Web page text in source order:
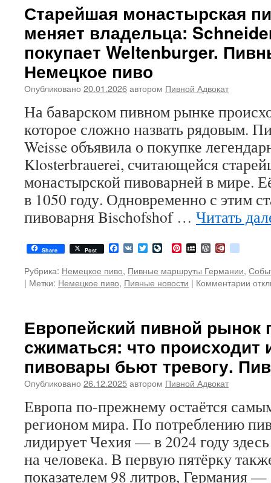
одна
из
старейших
пивоварен
Германии
дошла
до
Пивные
новости.
Немецкое
пиво
Старейшая монастырская
меняет владельца:
покупает Weltenburger.
Немецкое пиво
Опубликовано 20.01.2026автором Пивной Адвокат
На баварском пивном рынке
которое сложно назвать рядовым.
Weisse объявила о покупке
Klosterbrauerei, считающейся
монастырской пивоварней в мире.
в 1050 году. Одновременно с этим
пивоварня Bischofshof … Читать
Share Post Facebook
VK TwitterLiveJournal
PinterestMySpaceWordPress
Diary.Ru
Рубрика: Немецкое пиво, Пивные маршруты Германии,
| Метки: Немецкое пиво, Пивные новости | Комментарии к
мира
пиво
Европейский пивной рынок
сжиматься: что происходит
пивовары бьют тревогу.
Опубликовано 26.12.2025автором Пивной Адвокат
Европа по-прежнему остаётся
регионом мира. По потреблению
лидирует Чехия — в 2024 году
на человека. В первую пятёрку
показателем 98 литров, Германия